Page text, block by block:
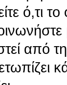
ό,τι
από